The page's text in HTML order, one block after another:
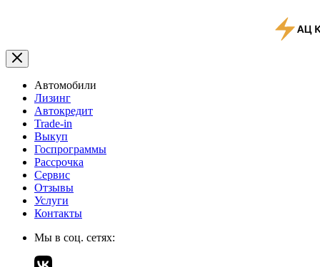
Автомобили
Лизинг
Автокредит
Trade-in
Выкуп
Госпрограммы
Рассрочка
Сервис
Отзывы
Услуги
Контакты
Мы в соц. сетях: